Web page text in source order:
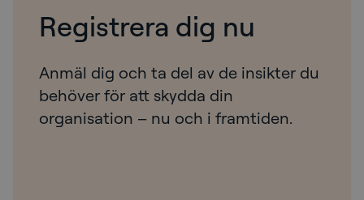
Registrera dig nu
Anmäl dig och ta del av de insikter du
behöver för att skydda din
organisation – nu och i framtiden.